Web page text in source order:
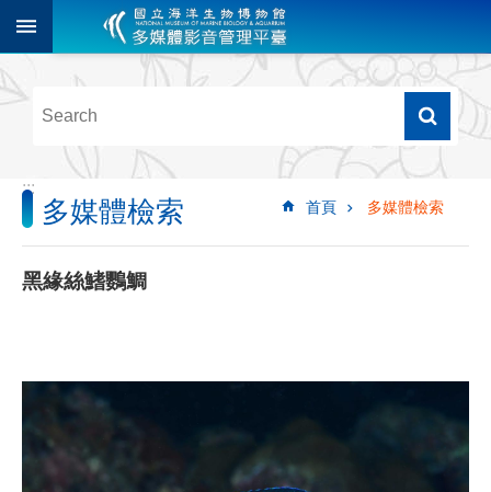
跳到主要內容區塊
階
尋
多
媒
體
檢
像
影
:::
首頁 多媒體檢索
多媒體檢索
黑緣絲鰭鸚鯛